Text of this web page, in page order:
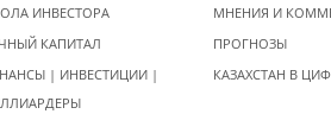
ИНВЕСТОРА
КАПИТАЛ
| ИНВЕСТИЦИИ |
МНЕНИЯ И
ПРОГНОЗЫ
КАЗАХСТАН В